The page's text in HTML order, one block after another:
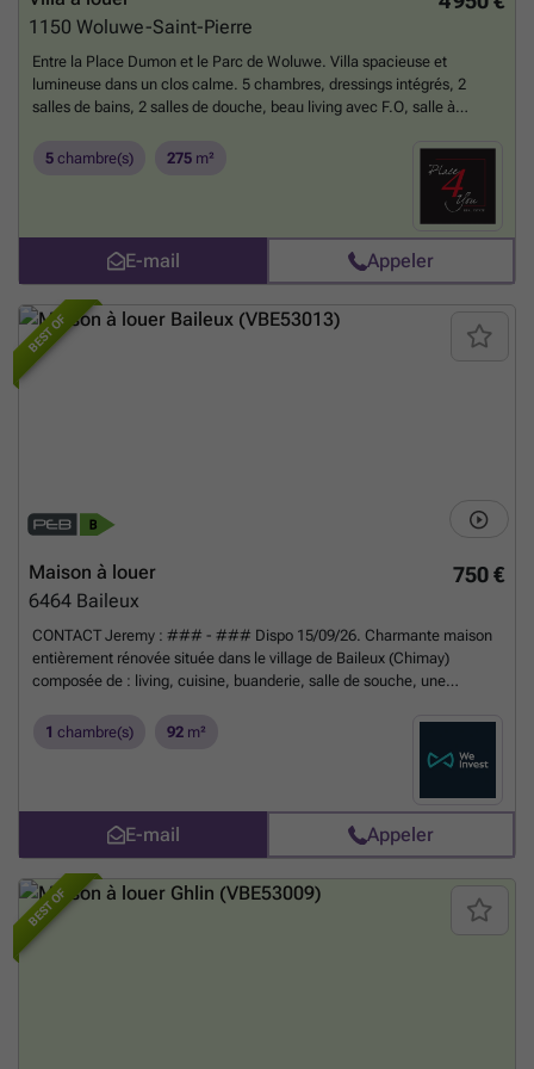
1150 Woluwe-Saint-Pierre
Entre la Place Dumon et le Parc de Woluwe. Villa spacieuse et
lumineuse dans un clos calme. 5 chambres, dressings intégrés, 2
salles de bains, 2 salles de douche, beau living avec F.O, salle à
voitures et parkings. Finitions de grande qualité. Nouvelle toiture,
système de simple flux et panneaux photovoltaïques. A proximité des
commerces et transports en communs. Beaucoup de charme et de
caractère. A voir absolument ! Renseignements et visites : ### de
préférence via WhatsAppEn savoir plus ?
5 chambre(s) 275 m²
E-mail Appeler
BEST OF
750 €
Maison à louer
6464 Baileux
CONTACT Jeremy : ### - ### Dispo 15/09/26. Charmante maison
entièrement rénovée située dans le village de Baileux (Chimay)
composée de : living, cuisine, buanderie, salle de souche, une
pellets Installation électrique CONFORME PEB B - n°20240402001813
- E totale : 15389 kWh/an - E spéc. : 128 kWh/m².an. Loyer 750€/mois
hors charges + 20€/mois de provision pour entretien du poêle à pellets
Sous réserve d'acceptation des propriétaires. Informations indicatives
et non contractuelles.En savoir plus ?
1 chambre(s) 92 m²
E-mail Appeler
BEST OF